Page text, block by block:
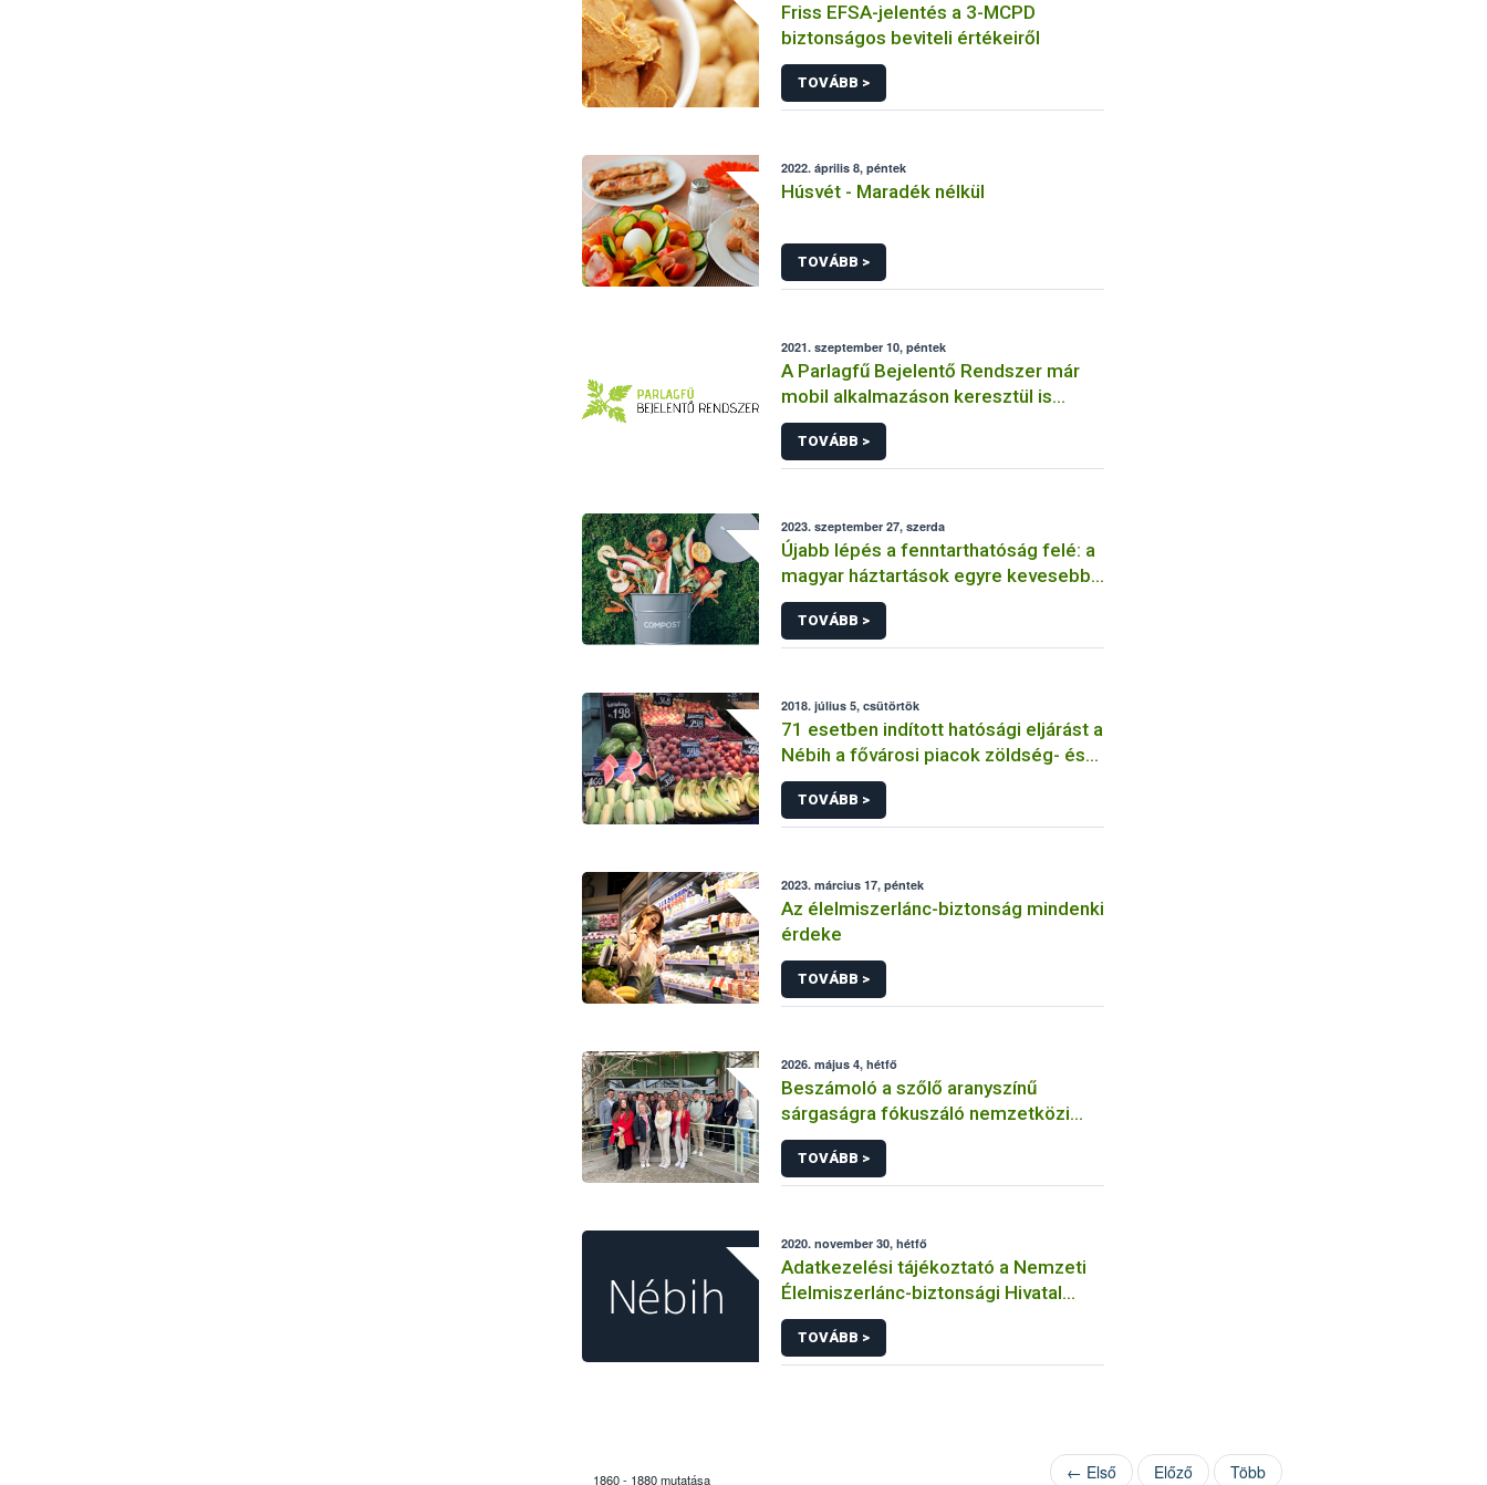
Friss EFSA-jelentés a 3-MCPD
biztonságos beviteli értékeiről
TOVÁBB >
2022. április 8, péntek
Húsvét - Maradék nélkül
TOVÁBB >
2021. szeptember 10, péntek
A Parlagfű Bejelentő Rendszer már
mobil alkalmazáson keresztül is
elérhető!
TOVÁBB >
2023. szeptember 27, szerda
Újabb lépés a fenntarthatóság felé: a
magyar háztartások egyre kevesebb
élelmiszert pazarolnak
TOVÁBB >
2018. július 5, csütörtök
71 esetben indított hatósági eljárást a
Nébih a fővárosi piacok zöldség- és
gyümölcskereskedőivel szemben
TOVÁBB >
2023. március 17, péntek
Az élelmiszerlánc-biztonság mindenki
érdeke
TOVÁBB >
2026. május 4, hétfő
Beszámoló a szőlő aranyszínű
sárgaságra fókuszáló nemzetközi
konferenciáról
TOVÁBB >
2020. november 30, hétfő
Adatkezelési tájékoztató a Nemzeti
Élelmiszerlánc-biztonsági Hivatal
hatósági engedélyezés közhatalmi
eljárásaihoz kapcsolódó
adatkezeléséhez
TOVÁBB >
1860 - 1880 mutatása ← Első Előző Több